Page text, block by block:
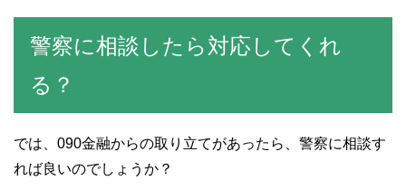
警察に相談したら対応してくれ
る？
では、090金融からの取り立てがあったら、警察に相談す
れば良いのでしょうか？